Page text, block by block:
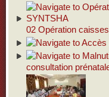
02 Opération
consultation